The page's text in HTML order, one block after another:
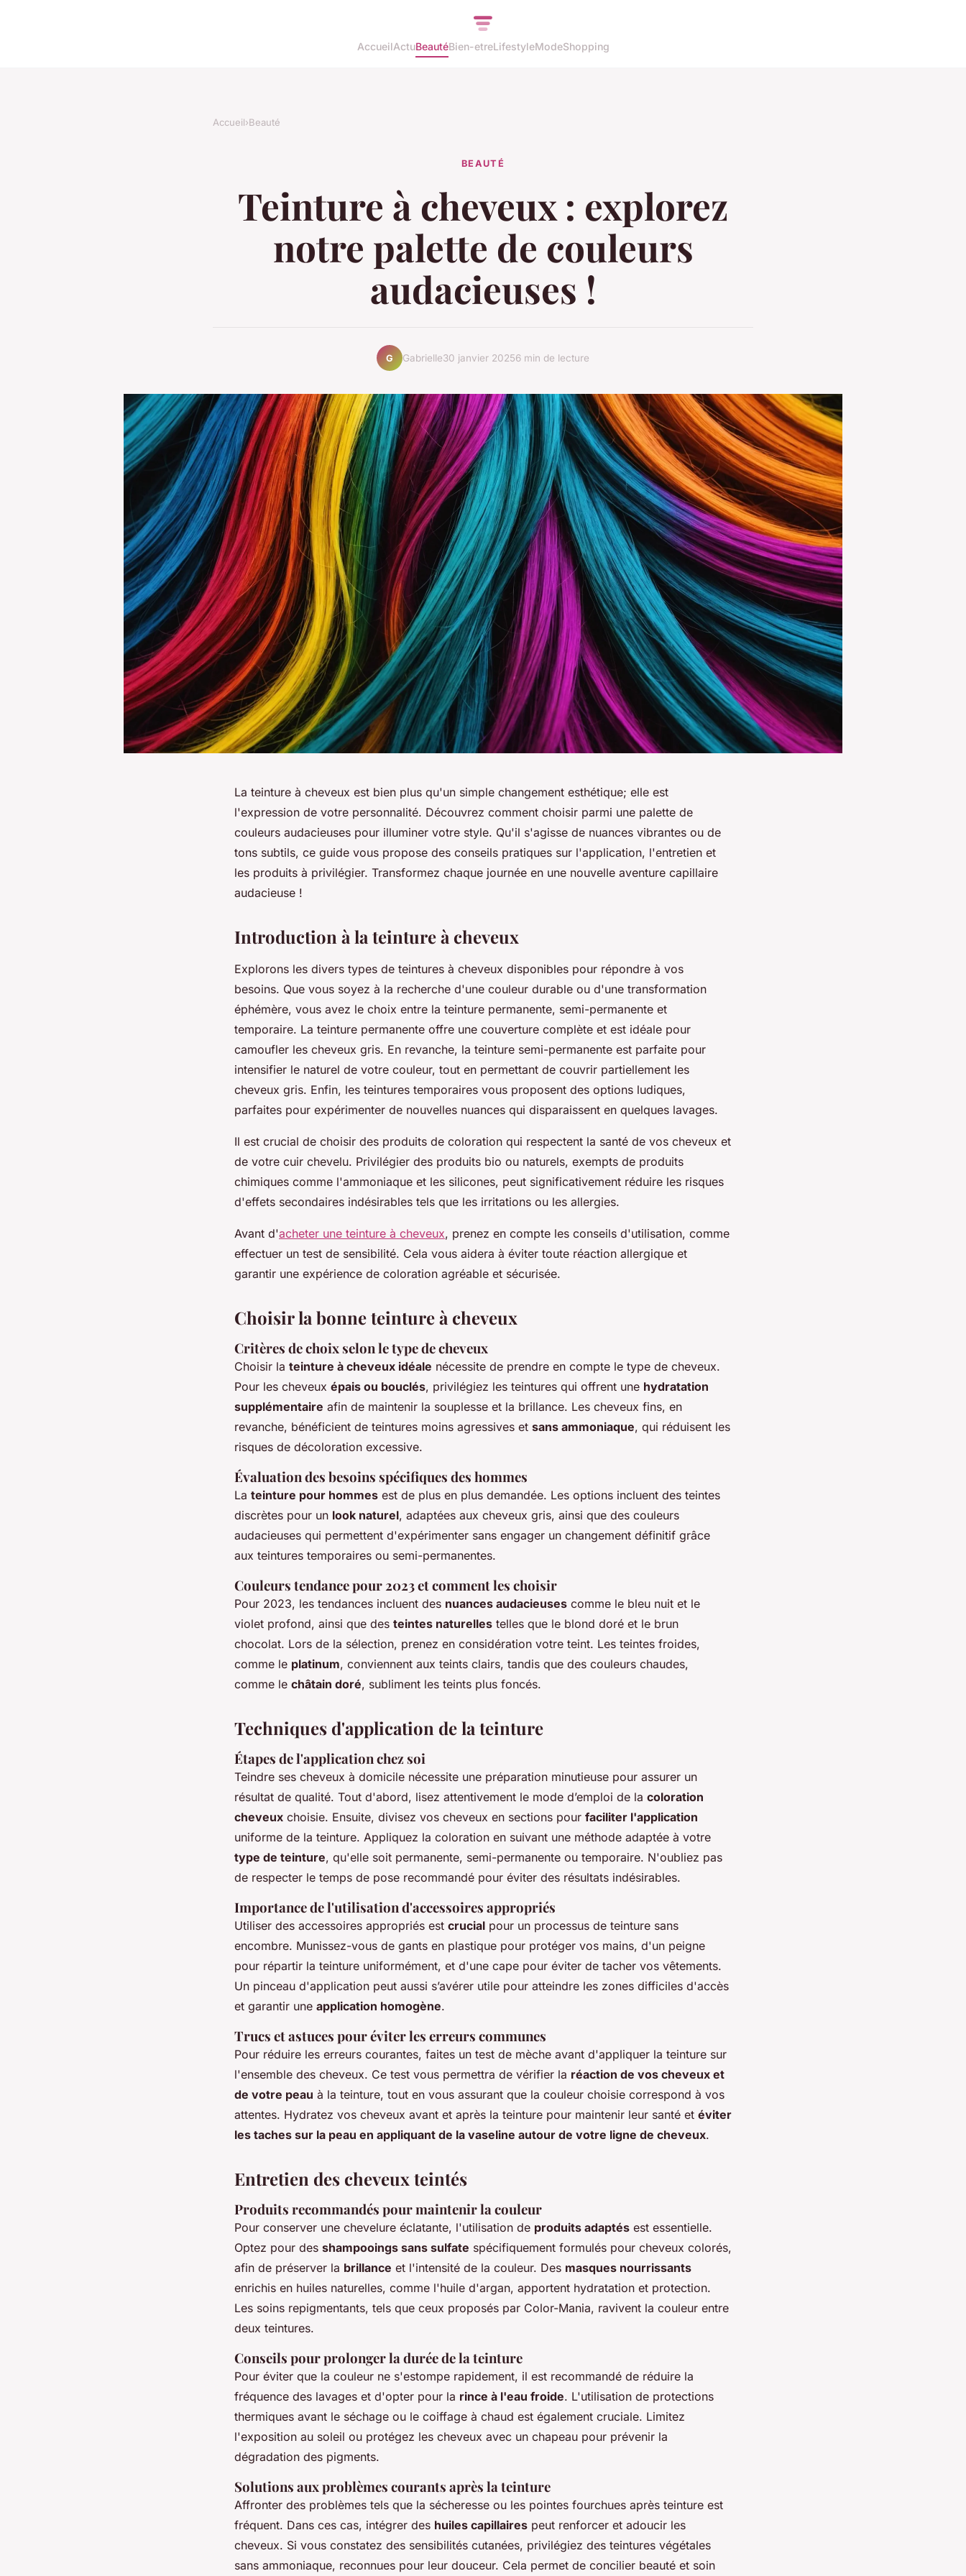
AccueilActuBeautéBien-etreLifestyleModeShopping
Accueil›Beauté
BEAUTÉ
Teinture à cheveux : explorez
notre palette de couleurs
audacieuses !
G Gabrielle30 janvier 20256 min de lecture
La teinture à cheveux est bien plus qu'un simple changement esthétique; elle est
l'expression de votre personnalité. Découvrez comment choisir parmi une palette de
couleurs audacieuses pour illuminer votre style. Qu'il s'agisse de nuances vibrantes ou de
tons subtils, ce guide vous propose des conseils pratiques sur l'application, l'entretien et
les produits à privilégier. Transformez chaque journée en une nouvelle aventure capillaire
audacieuse !
Introduction à la teinture à cheveux
Explorons les divers types de teintures à cheveux disponibles pour répondre à vos
besoins. Que vous soyez à la recherche d'une couleur durable ou d'une transformation
éphémère, vous avez le choix entre la teinture permanente, semi-permanente et
temporaire. La teinture permanente offre une couverture complète et est idéale pour
camoufler les cheveux gris. En revanche, la teinture semi-permanente est parfaite pour
intensifier le naturel de votre couleur, tout en permettant de couvrir partiellement les
cheveux gris. Enfin, les teintures temporaires vous proposent des options ludiques,
parfaites pour expérimenter de nouvelles nuances qui disparaissent en quelques lavages.
Il est crucial de choisir des produits de coloration qui respectent la santé de vos cheveux et
de votre cuir chevelu. Privilégier des produits bio ou naturels, exempts de produits
chimiques comme l'ammoniaque et les silicones, peut significativement réduire les risques
d'effets secondaires indésirables tels que les irritations ou les allergies.
Avant d'acheter une teinture à cheveux, prenez en compte les conseils d'utilisation, comme
effectuer un test de sensibilité. Cela vous aidera à éviter toute réaction allergique et
garantir une expérience de coloration agréable et sécurisée.
Choisir la bonne teinture à cheveux
Critères de choix selon le type de cheveux
Choisir la teinture à cheveux idéale nécessite de prendre en compte le type de cheveux.
Pour les cheveux épais ou bouclés, privilégiez les teintures qui offrent une hydratation
supplémentaire afin de maintenir la souplesse et la brillance. Les cheveux fins, en
revanche, bénéficient de teintures moins agressives et sans ammoniaque, qui réduisent les
risques de décoloration excessive.
Évaluation des besoins spécifiques des hommes
La teinture pour hommes est de plus en plus demandée. Les options incluent des teintes
discrètes pour un look naturel, adaptées aux cheveux gris, ainsi que des couleurs
audacieuses qui permettent d'expérimenter sans engager un changement définitif grâce
aux teintures temporaires ou semi-permanentes.
Couleurs tendance pour 2023 et comment les choisir
Pour 2023, les tendances incluent des nuances audacieuses comme le bleu nuit et le
violet profond, ainsi que des teintes naturelles telles que le blond doré et le brun
chocolat. Lors de la sélection, prenez en considération votre teint. Les teintes froides,
comme le platinum, conviennent aux teints clairs, tandis que des couleurs chaudes,
comme le châtain doré, subliment les teints plus foncés.
Techniques d'application de la teinture
Étapes de l'application chez soi
Teindre ses cheveux à domicile nécessite une préparation minutieuse pour assurer un
résultat de qualité. Tout d'abord, lisez attentivement le mode d’emploi de la coloration
cheveux choisie. Ensuite, divisez vos cheveux en sections pour faciliter l'application
uniforme de la teinture. Appliquez la coloration en suivant une méthode adaptée à votre
type de teinture, qu'elle soit permanente, semi-permanente ou temporaire. N'oubliez pas
de respecter le temps de pose recommandé pour éviter des résultats indésirables.
Importance de l'utilisation d'accessoires appropriés
Utiliser des accessoires appropriés est crucial pour un processus de teinture sans
encombre. Munissez-vous de gants en plastique pour protéger vos mains, d'un peigne
pour répartir la teinture uniformément, et d'une cape pour éviter de tacher vos vêtements.
Un pinceau d'application peut aussi s’avérer utile pour atteindre les zones difficiles d'accès
et garantir une application homogène.
Trucs et astuces pour éviter les erreurs communes
Pour réduire les erreurs courantes, faites un test de mèche avant d'appliquer la teinture sur
l'ensemble des cheveux. Ce test vous permettra de vérifier la réaction de vos cheveux et
de votre peau à la teinture, tout en vous assurant que la couleur choisie correspond à vos
attentes. Hydratez vos cheveux avant et après la teinture pour maintenir leur santé et éviter
les taches sur la peau en appliquant de la vaseline autour de votre ligne de cheveux.
Entretien des cheveux teintés
Produits recommandés pour maintenir la couleur
Pour conserver une chevelure éclatante, l'utilisation de produits adaptés est essentielle.
Optez pour des shampooings sans sulfate spécifiquement formulés pour cheveux colorés,
afin de préserver la brillance et l'intensité de la couleur. Des masques nourrissants
enrichis en huiles naturelles, comme l'huile d'argan, apportent hydratation et protection.
Les soins repigmentants, tels que ceux proposés par Color-Mania, ravivent la couleur entre
deux teintures.
Conseils pour prolonger la durée de la teinture
Pour éviter que la couleur ne s'estompe rapidement, il est recommandé de réduire la
fréquence des lavages et d'opter pour la rince à l'eau froide. L'utilisation de protections
thermiques avant le séchage ou le coiffage à chaud est également cruciale. Limitez
l'exposition au soleil ou protégez les cheveux avec un chapeau pour prévenir la
dégradation des pigments.
Solutions aux problèmes courants après la teinture
Affronter des problèmes tels que la sécheresse ou les pointes fourchues après teinture est
fréquent. Dans ces cas, intégrer des huiles capillaires peut renforcer et adoucir les
cheveux. Si vous constatez des sensibilités cutanées, privilégiez des teintures végétales
sans ammoniaque, reconnues pour leur douceur. Cela permet de concilier beauté et soin